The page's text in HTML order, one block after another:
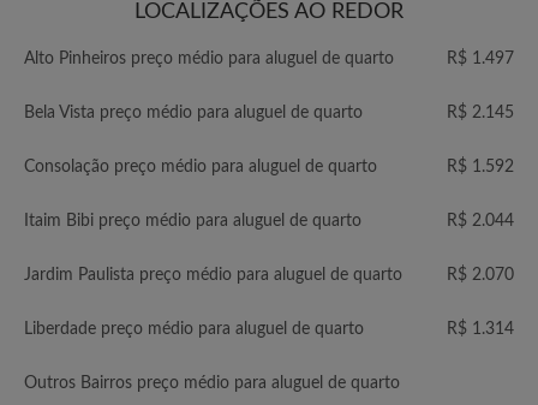
LOCALIZAÇÕES AO REDOR
Alto Pinheiros preço médio para aluguel de quarto R$ 1.497
Bela Vista preço médio para aluguel de quarto R$ 2.145
Consolação preço médio para aluguel de quarto R$ 1.592
Itaim Bibi preço médio para aluguel de quarto R$ 2.044
Jardim Paulista preço médio para aluguel de quarto R$ 2.070
Liberdade preço médio para aluguel de quarto R$ 1.314
Outros Bairros preço médio para aluguel de quarto